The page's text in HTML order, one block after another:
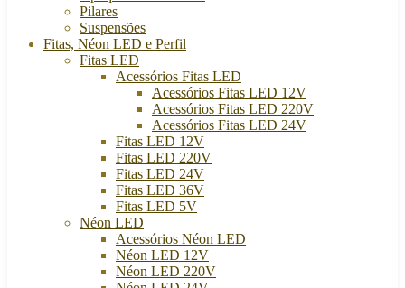
Pilares
Suspensões
Fitas, Néon LED e Perfil
Fitas LED
Acessórios Fitas LED
Acessórios Fitas LED 12V
Acessórios Fitas LED 220V
Acessórios Fitas LED 24V
Fitas LED 12V
Fitas LED 220V
Fitas LED 24V
Fitas LED 36V
Fitas LED 5V
Néon LED
Acessórios Néon LED
Néon LED 12V
Néon LED 220V